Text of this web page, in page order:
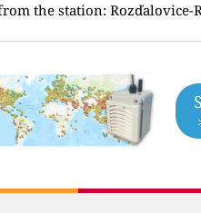
the station: Rozďalovice-